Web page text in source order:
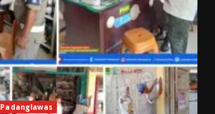
Padanglawas